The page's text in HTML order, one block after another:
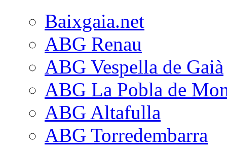
Baixgaia.net
ABG Renau
ABG Vespella de Gaià
ABG La Pobla de
ABG Altafulla
ABG Torredembarra